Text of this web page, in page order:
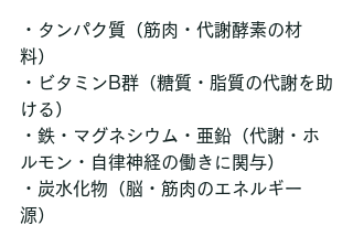
・タンパク質（筋肉・代謝酵素の材
料）
・ビタミンB群（糖質・脂質の代謝を助
ける）
・鉄・マグネシウム・亜鉛（代謝・ホ
ルモン・自律神経の働きに関与）
・炭水化物（脳・筋肉のエネルギー
源）